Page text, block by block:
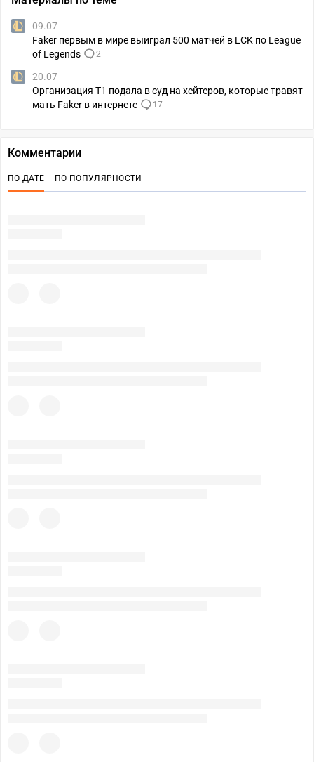
09.07
Faker первым в мире выиграл 500 матчей в LCK по League
of Legends
2
20.07
Организация T1 подала в суд на хейтеров, которые травят
мать Faker в интернете
17
Комментарии
ПО ДАТЕ ПО ПОПУЛЯРНОСТИ